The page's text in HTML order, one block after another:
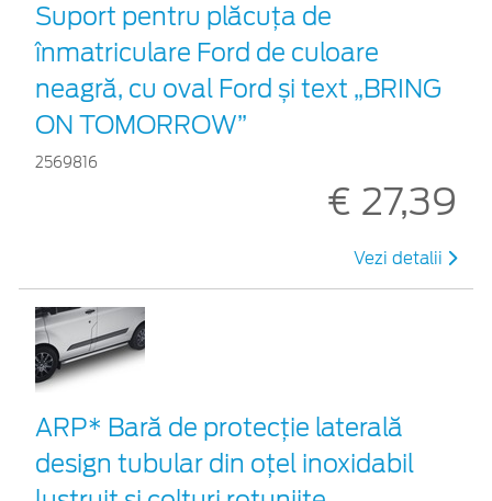
Suport pentru plăcuța de
înmatriculare Ford de culoare
neagră, cu oval Ford și text „BRING
ON TOMORROW”
2569816
€ 27,39
Vezi detalii
ARP* Bară de protecţie laterală
design tubular din oțel inoxidabil